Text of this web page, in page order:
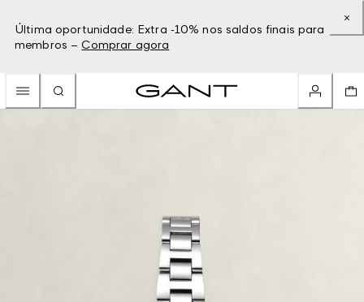
Última oportunidade: Extra -10% nos saldos finais para
membros – Comprar agora